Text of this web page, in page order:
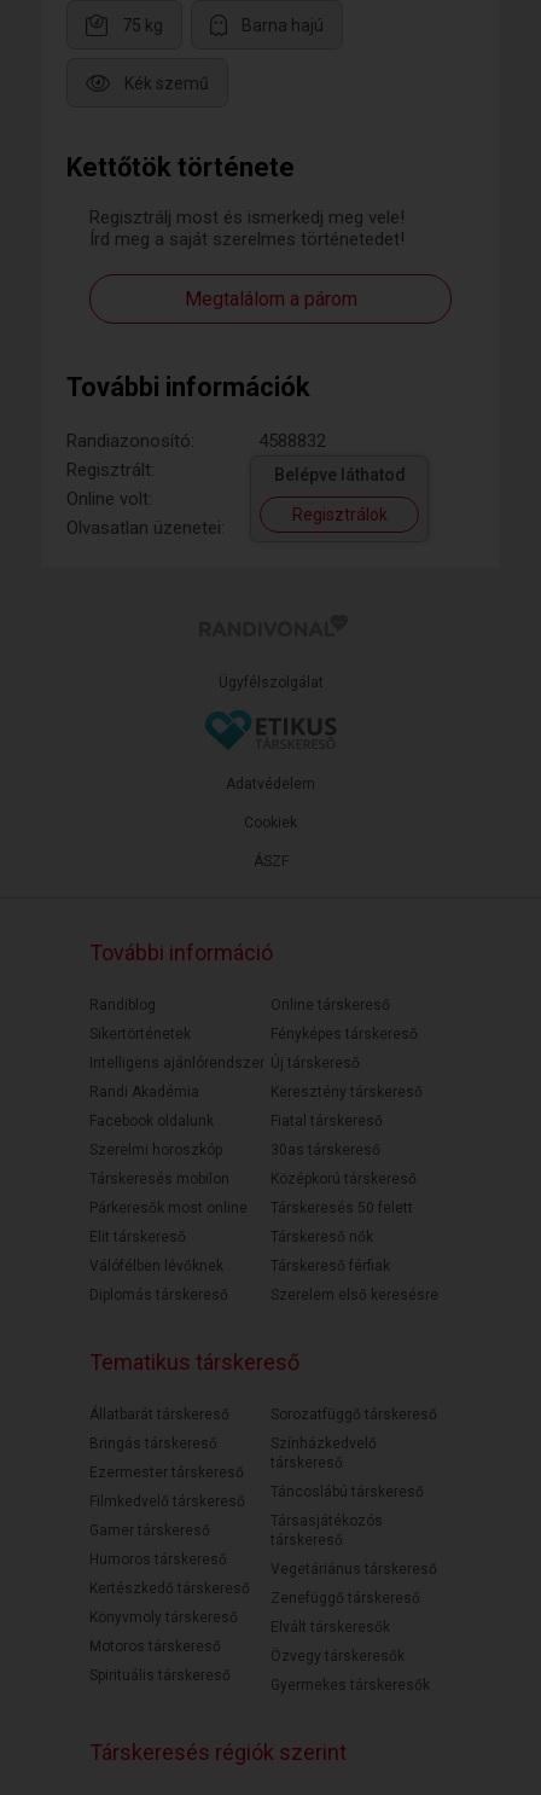
Kettőtök története
Regisztrálj most és ismerkedj meg vele!
Írd meg a saját szerelmes történetedet!
Megtalálom a párom
További információk
Randiazonosító:
4588832
Regisztrált:
Online volt:
Olvasatlan üzenetei:
Belépve láthatod
Regisztrálok
75 kg Barna hajú
Kék szemű
Ügyfélszolgálat
ÁSZF
Adatvédelem
Cookiek
További információ
Randiblog
Sikertörténetek
Intelligens ajánlórendszer
Randi Akadémia
Facebook oldalunk
Szerelmi horoszkóp
Társkeresés mobilon
Párkeresők most online
Elit társkereső
Válófélben lévőknek
Diplomás társkereső
Online társkereső
Fényképes társkereső
Új társkereső
Keresztény társkereső
Fiatal társkereső
30as társkereső
Középkorú társkereső
Társkeresés 50 felett
Társkereső nők
Társkereső férfiak
Szerelem első keresésre
Tematikus társkereső
Állatbarát társkereső
Bringás társkereső
Ezermester társkereső
Filmkedvelő társkereső
Gamer társkereső
Humoros társkereső
Kertészkedő társkereső
Könyvmoly társkereső
Motoros társkereső
Spirituális társkereső
Sorozatfüggő társkereső
Színházkedvelő
társkereső
Táncoslábú társkereső
Társasjátékozós
társkereső
Vegetáriánus társkereső
Zenefüggő társkereső
Elvált társkeresők
Özvegy társkeresők
Gyermekes társkeresők
Társkeresés régiók szerint